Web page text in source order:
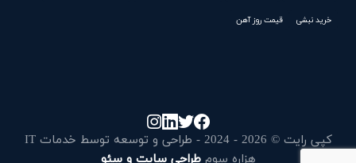
خرید نبشی قیمت روز آهن
کپی رایت © 2026 - 2024 - طراحی و توسعه توسط خدمات IT
هزاره سومطراحی سایت و سئو